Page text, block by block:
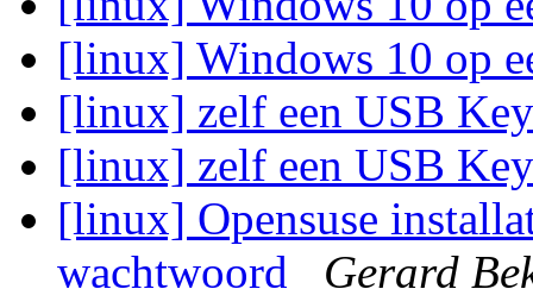
[linux] Windows 10 op
[linux] zelf een USB
[linux] zelf een USB
[linux] Opensuse
wachtwoord
Gerard